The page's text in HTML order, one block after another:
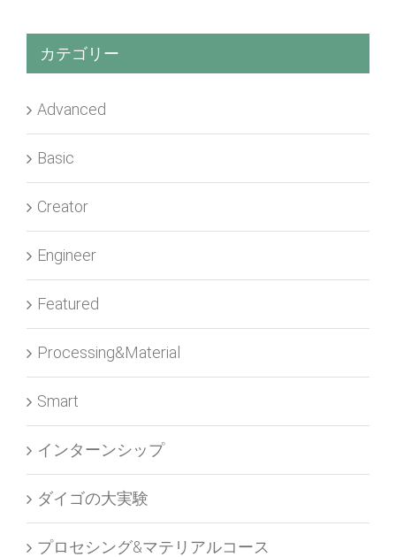
カテゴリー
Advanced
Basic
Creator
Engineer
Featured
Processing&Material
Smart
インターンシップ
ダイゴの大実験
プロセシング&マテリアルコース